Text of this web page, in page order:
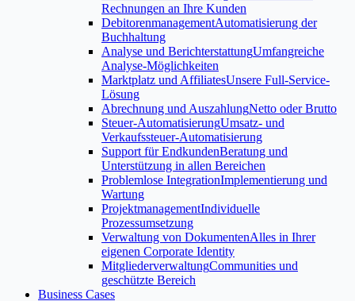
Rechnungen an Ihre Kunden
DebitorenmanagementAutomatisierung der
Buchhaltung
Analyse und BerichterstattungUmfangreiche
Analyse-Möglichkeiten
Marktplatz und AffiliatesUnsere Full-Service-
Lösung
Abrechnung und AuszahlungNetto oder Brutto
Steuer-AutomatisierungUmsatz- und
Verkaufssteuer-Automatisierung
Support für EndkundenBeratung und
Unterstützung in allen Bereichen
Problemlose IntegrationImplementierung und
Wartung
ProjektmanagementIndividuelle
Prozessumsetzung
Verwaltung von DokumentenAlles in Ihrer
eigenen Corporate Identity
MitgliederverwaltungCommunities und
geschützte Bereich
Business Cases